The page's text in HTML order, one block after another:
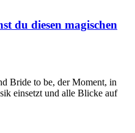
du diesen magischen
Bride to be, der Moment, in
einsetzt und alle Blicke auf